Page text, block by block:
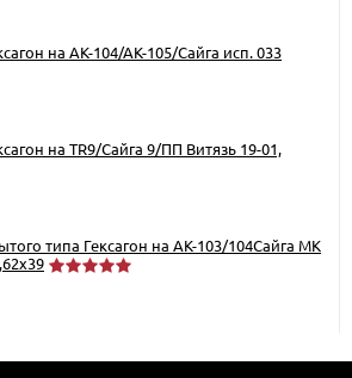
на АК-104/АК-105/Сайга исп. 033
на TR9/Сайга 9/ПП Витязь 19-01,
типа Гексагон на АК-103/104Сайга МК